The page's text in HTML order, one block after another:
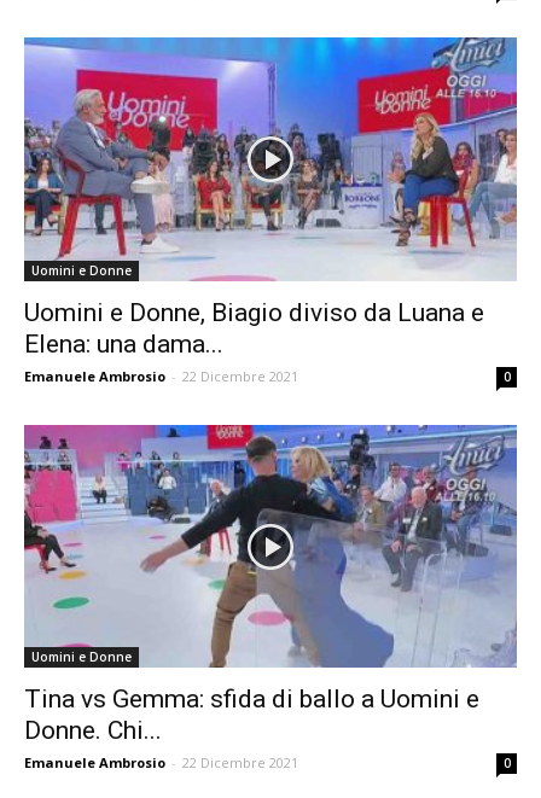
Uomini e Donne
Uomini e Donne, Biagio diviso da Luana e
Elena: una dama...
Emanuele Ambrosio - 22 Dicembre 2021 0
Uomini e Donne
Tina vs Gemma: sfida di ballo a Uomini e
Donne. Chi...
Emanuele Ambrosio - 22 Dicembre 2021 0